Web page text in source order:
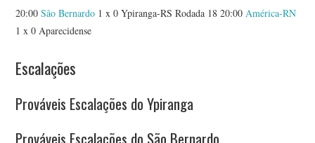
20:00São Bernardo 1 x 0 Ypiranga-RS Rodada 18 20:00América-RN
1 x 0 Aparecidense
Escalações
Prováveis Escalações do Ypiranga